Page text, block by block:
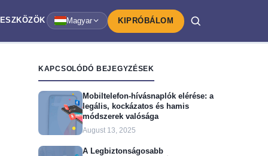
ESZKÖZÖK Magyar KIPRÓBÁLOM
KAPCSOLÓDÓ BEJEGYZÉSEK
Mobiltelefon-hívásnaplók elérése: a
legális, kockázatos és hamis
módszerek valósága
August 13, 2025
A Legbiztonságosabb